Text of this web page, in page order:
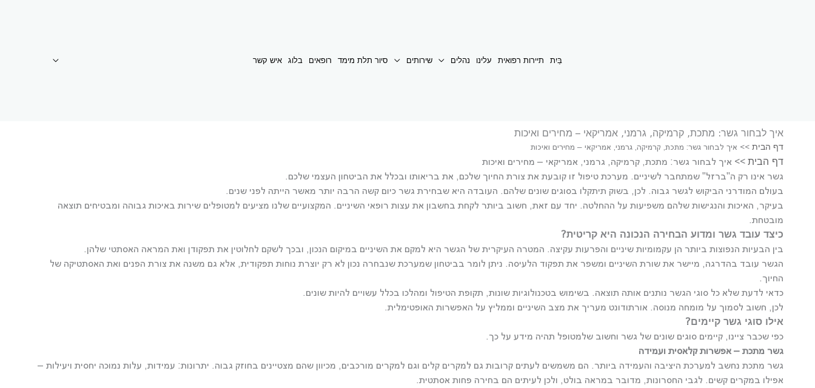
בַּיִת תיירות רפואית עלינו נהלים שירותים סיור תלת מימד רופאים בלוג איש קשר
איך לבחור גשר: מתכת, קרמיקה, גרמני, אמריקאי – מחירים ואיכות
דף הבית >> איך לבחור גשר: מתכת, קרמיקה, גרמני, אמריקאי – מחירים ואיכות
דף הבית >> איך לבחור גשר: מתכת, קרמיקה, גרמני, אמריקאי – מחירים ואיכות
גשר אינו רק ה"ברזל" שמתחבר לשיניים. מערכת טיפול זו קובעת את צורת החיוך שלכם, את בריאותו ובכלל את הביטחון העצמי שלכם.
בעולם המודרני הביקוש לגשר גבוה. לכן, בשוק תיתקלו בסוגים שונים שלהם. העובדה היא שבחירת גשר כיום קשה הרבה יותר מאשר הייתה לפני שנים.
בעיקר, האיכות והנגישות שלהם משפיעות על ההחלטה. יחד עם זאת, חשוב ביותר לקחת בחשבון את עצות רופאי השיניים. המקצועיים שלנו מציעים למטופלים שירות באיכות גבוהה ומבטיחים תוצאה
מובטחת.
כיצד עובד גשר ומדוע הבחירה הנכונה היא קריטית?
בין הבעיות הנפוצות ביותר הן עקמומיות שיניים והפרעות עקיצה. המטרה העיקרית של הגשר היא למקם את השיניים במיקום הנכון, ובכך לשקם לחלוטין את תפקודן ואת המראה האסתטי שלהן.
הגשר עובד בהדרגה, מיישר את שורת השיניים ומשפר את תפקוד הלעיסה. ניתן לומר בביטחון שמערכת שנבחרה נכון לא רק יוצרת נוחות תפקודית, אלא גם משנה את צורת הפנים ואת האסתטיקה של
החיוך.
כדאי לדעת שלא כל סוגי הגשר נותנים אותה תוצאה. בשימוש בטכנולוגיות שונות, תקופת הטיפול ומהלכו בכלל עשויים להיות שונים.
לכן, חשוב לסמוך על מומחה מנוסה. אורתודונט מעריך את מצב השיניים וממליץ על האפשרות האופטימלית.
אילו סוגי גשר קיימים?
כפי שכבר ציינו, קיימים סוגים שונים של גשר וחשוב שלמטופל תהיה מידע על כך.
גשר מתכת – אפשרות קלאסית ועמידה
גשר מתכת נחשב למערכת היציבה והעמידה ביותר. הם משמשים לעתים קרובות גם למקרים קלים וגם למקרים מורכבים, מכיוון שהם מצטיינים בחוזק גבוה. יתרונות: עמידות, עלות נמוכה יחסית ויעילות –
אפילו במקרים קשים. לגבי החסרונות, מדובר במראה בולט, ולכן לעיתים הם בחירה פחות אסתטית.